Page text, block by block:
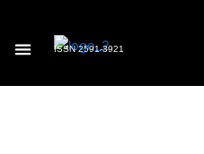
contenidoISSN 2591-3921